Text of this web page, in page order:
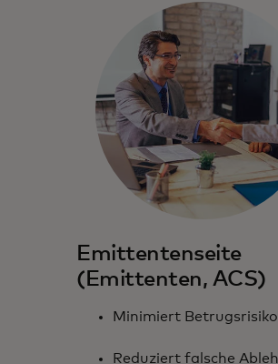
Emittentenseite
(Emittenten, ACS)
Minimiert Betrugsrisiko
Reduziert falsche